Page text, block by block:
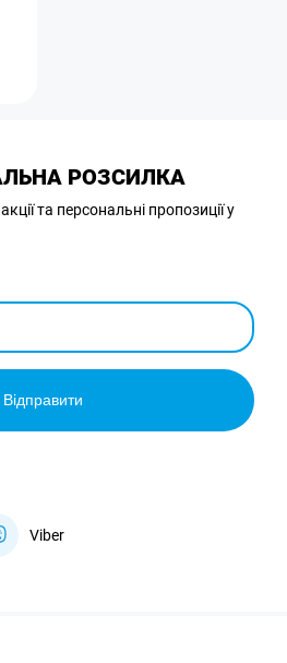
РОЗСИЛКА
та персональні пропозиції у
Відправити
Viber